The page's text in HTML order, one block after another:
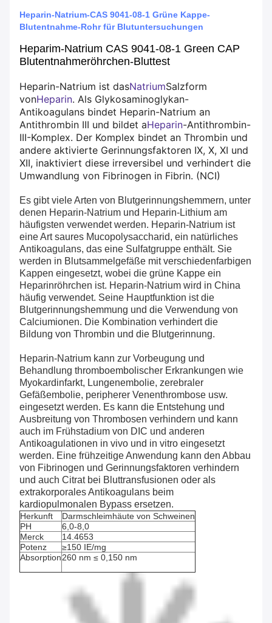
Heparin-Natrium-CAS 9041-08-1 Grüne Kappe-
Blutentnahme-Rohr für Blutuntersuchungen
Heparim-Natrium CAS 9041-08-1 Green CAP
Blutentnahmeröhrchen-Bluttest
Heparin-Natrium ist dasNatriumSalzform
vonHeparin. Als Glykosaminoglykan-
Antikoagulans bindet Heparin-Natrium an
Antithrombin III und bildet aHeparin-Antithrombin-
III-Komplex. Der Komplex bindet an Thrombin und
andere aktivierte Gerinnungsfaktoren IX, X, XI und
XII, inaktiviert diese irreversibel und verhindert die
Umwandlung von Fibrinogen in Fibrin. (NCI)
Es gibt viele Arten von Blutgerinnungshemmern, unter
denen Heparin-Natrium und Heparin-Lithium am
häufigsten verwendet werden. Heparin-Natrium ist
eine Art saures Mucopolysaccharid, ein natürliches
Antikoagulans, das eine Sulfatgruppe enthält. Sie
werden in Blutsammelgefäße mit verschiedenfarbigen
Kappen eingesetzt, wobei die grüne Kappe ein
Heparinröhrchen ist. Heparin-Natrium wird in China
häufig verwendet. Seine Hauptfunktion ist die
Blutgerinnungshemmung und die Verwendung von
Calciumionen. Die Kombination verhindert die
Bildung von Thrombin und die Blutgerinnung.
Heparin-Natrium kann zur Vorbeugung und
Behandlung thromboembolischer Erkrankungen wie
Myokardinfarkt, Lungenembolie, zerebraler
Gefäßembolie, peripherer Venenthrombose usw.
eingesetzt werden. Es kann die Entstehung und
Ausbreitung von Thrombosen verhindern und kann
auch im Frühstadium von DIC und anderen
Antikoagulationen in vivo und in vitro eingesetzt
werden. Eine frühzeitige Anwendung kann den Abbau
von Fibrinogen und Gerinnungsfaktoren verhindern
und auch Citrat bei Bluttransfusionen oder als
extrakorporales Antikoagulans beim
kardiopulmonalen Bypass ersetzen.
Herkunft
Darmschleimhäute von Schweinen
PH
6,0-8,0
Merck
14.4653
Potenz
≥150 IE/mg
Absorption260 nm ≤ 0,150 nm